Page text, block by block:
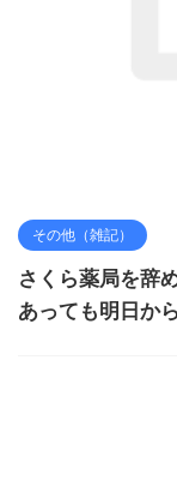
その他（雑記）
さくら薬局を辞
あっても明日か